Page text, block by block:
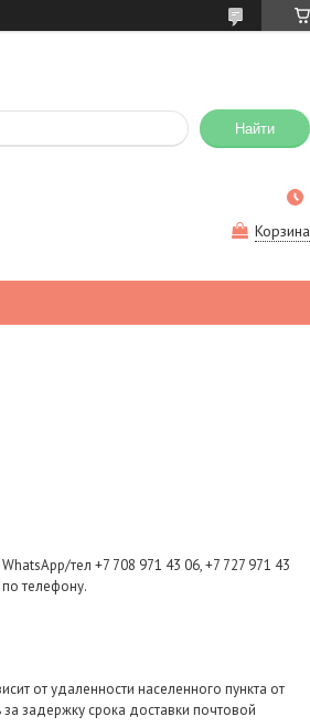
Найти
Корзина
тел +7 708 971 43 06, +7 727 971 43
телефону.
от удаленности населенного пункта от
за задержку срока доставки почтовой